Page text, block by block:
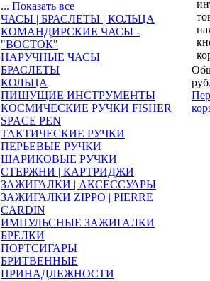
... Показать все
ЧАСЫ | БРАСЛЕТЫ | КОЛЬЦА
КОМАНДИРСКИЕ ЧАСЫ -
"ВОСТОК"
НАРУЧНЫЕ ЧАСЫ
БРАСЛЕТЫ
КОЛЬЦА
ПИШУЩИЕ ИНСТРУМЕНТЫ
КОСМИЧЕСКИЕ РУЧКИ FISHER
SPACE PEN
ТАКТИЧЕСКИЕ РУЧКИ
ПЕРЬЕВЫЕ РУЧКИ
ШАРИКОВЫЕ РУЧКИ
СТЕРЖНИ | КАРТРИДЖИ
ЗАЖИГАЛКИ | АКСЕССУАРЫ
ЗАЖИГАЛКИ ZIPPO | PIERRE
CARDIN
ИМПУЛЬСНЫЕ ЗАЖИГАЛКИ
БРЕЛКИ
ПОРТСИГАРЫ
БРИТВЕННЫЕ
ПРИНАДЛЕЖНОСТИ